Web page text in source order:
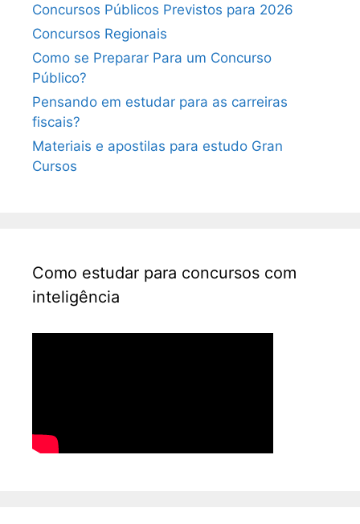
Concursos Públicos Previstos para 2026
Concursos Regionais
Como se Preparar Para um Concurso
Público?
Pensando em estudar para as carreiras
fiscais?
Materiais e apostilas para estudo Gran
Cursos
Como estudar para concursos com
inteligência